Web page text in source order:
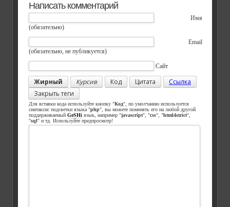
Написать комментарий
Имя
(обязательно)
Email
(обязательно, не публикуется)
Сайт
Жирный Курсив Код Цитата
Ссылка
Закрыть теги
Для вставки кода используйте кнопку "Код", по умолчанию используется
синтаксис подсветки языка "php", вы можете поменять его на любой другой
поддерживаемый GeSHi язык, например "javascript", "css", "html4strict",
"sql" и тд. Используйте предпросмотр!